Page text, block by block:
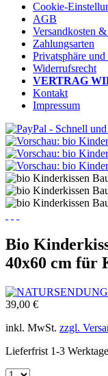
Cookie-
AGB
Versandkosten
Zahlungsarten
Privatsphäre
Widerrufsrecht
VERTRAG
Kontakt
Impressum
Bio
40x60 cm für
39,00 €
inkl. MwSt. zzgl.
Lieferfrist 1-3 Werktage